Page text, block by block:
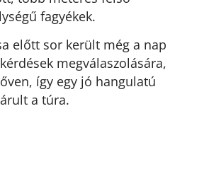
fagyékek.
előtt sor került még a nap
megválaszolására,
így egy jó hangulatú
a túra.